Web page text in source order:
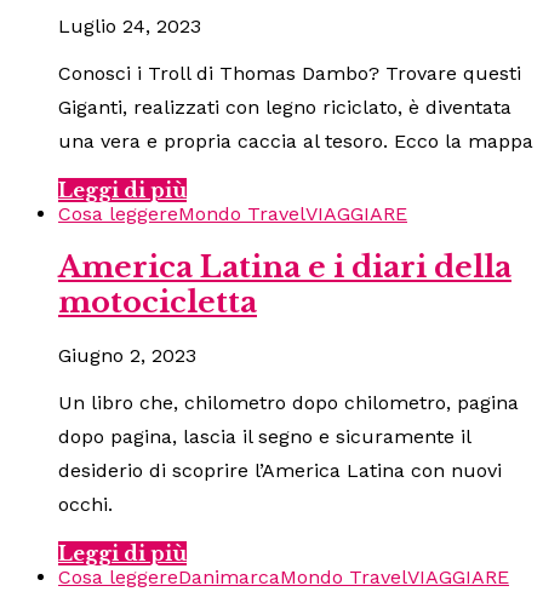
Luglio 24, 2023
Conosci i Troll di Thomas Dambo? Trovare questi
Giganti, realizzati con legno riciclato, è diventata
una vera e propria caccia al tesoro. Ecco la mappa
Leggi di più
Cosa leggereMondo TravelVIAGGIARE
America Latina e i diari della
motocicletta
Giugno 2, 2023
Un libro che, chilometro dopo chilometro, pagina
dopo pagina, lascia il segno e sicuramente il
desiderio di scoprire l’America Latina con nuovi
occhi.
Leggi di più
Cosa leggereDanimarcaMondo TravelVIAGGIARE